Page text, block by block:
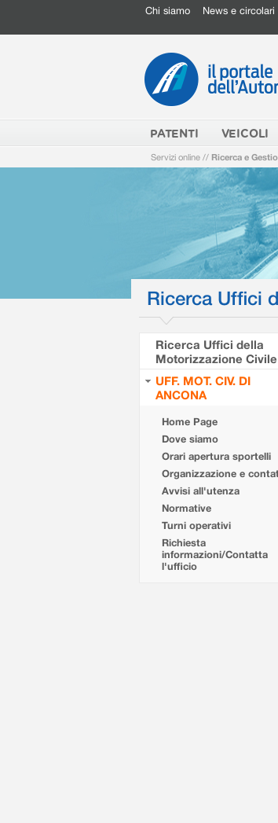
Chi siamo News e circolari
PATENTI VEICOLI
Servizi online // Ricerca e
Ricerca Uffici
Ricerca Uffici della
Motorizzazione Civile
UFF. MOT. CIV. DI
ANCONA
Home Page
Dove siamo
Orari apertura sportelli
Organizzazione e
Avvisi all'utenza
Normative
Turni operativi
Richiesta
informazioni/Contatta
l'ufficio